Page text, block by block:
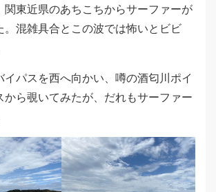
関東近県のあちこちからサーファーが
。混雑具合とこの波では怖いとビビ
イパスを西へ向かい、噂の酒匂川ポイ
から覗いてみたが、だれもサーファー